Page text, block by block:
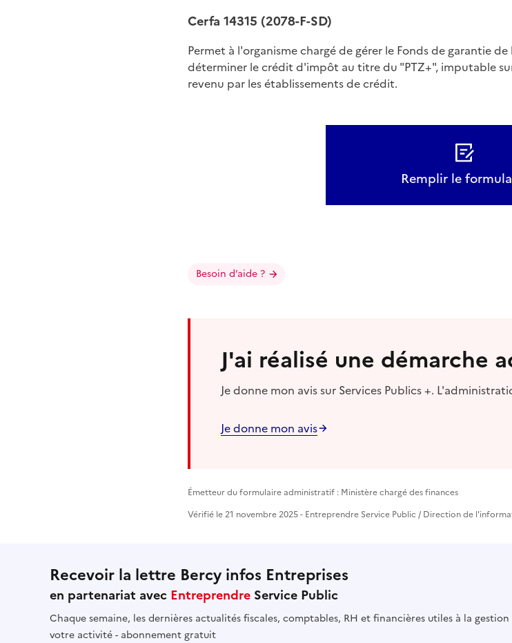
Cerfa 14315 (2078-F-SD)
Permet à l'organisme chargé de gérer le Fonds de garantie
déterminer le crédit d'impôt au titre du "PTZ+", imputable
revenu par les établissements de crédit.
Remplir le
Besoin d’aide ?
J'ai réalisé une démarche
Je donne mon avis sur Services Publics +.
Je donne mon avis
Émetteur du formulaire administratif : Ministère chargé des finances
Vérifié le 21 novembre 2025 - Entreprendre Service Public / Direction de
Recevoir la lettre Bercy infos Entreprises
en partenariat avec Entreprendre Service Public
Chaque semaine, les dernières actualités fiscales, comptables, RH et financières utiles à la gestion
votre activité - abonnement gratuit